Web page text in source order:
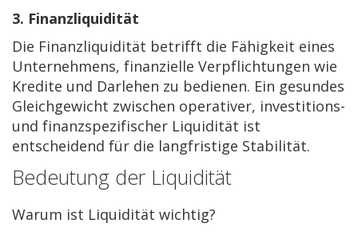
3. Finanzliquidität
Die Finanzliquidität betrifft die Fähigkeit eines
Unternehmens, finanzielle Verpflichtungen wie
Kredite und Darlehen zu bedienen. Ein gesundes
Gleichgewicht zwischen operativer, investitions-
und finanzspezifischer Liquidität ist
entscheidend für die langfristige Stabilität.
Bedeutung der Liquidität
Warum ist Liquidität wichtig?